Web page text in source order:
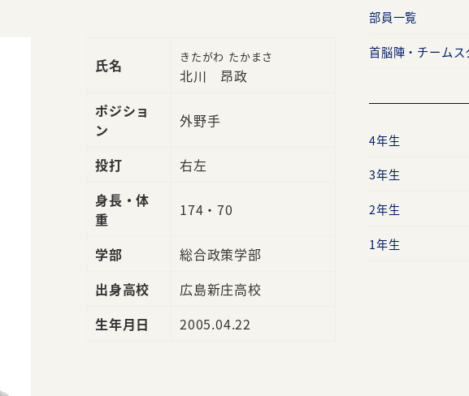
氏名 きたがわ たかまさ
北川 昂政
ポジショ
ン
外野手
投打
右左
身長・体
重
174・70
学部
総合政策学部
出身高校
広島新庄高校
生年月日
2005.04.22
部員一覧
首脳陣・チームス
4年生
3年生
2年生
1年生